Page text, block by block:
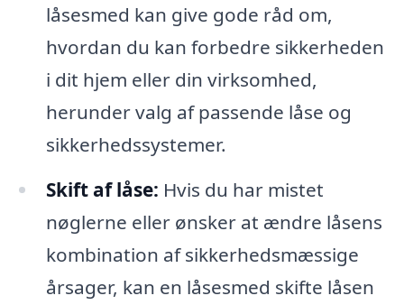
låsesmed kan give gode råd om,
hvordan du kan forbedre sikkerheden
i dit hjem eller din virksomhed,
herunder valg af passende låse og
sikkerhedssystemer.
Skift af låse: Hvis du har mistet
nøglerne eller ønsker at ændre låsens
kombination af sikkerhedsmæssige
årsager, kan en låsesmed skifte låsen